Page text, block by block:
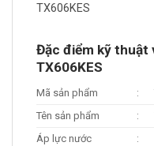
TX606KES
Đặc điểm kỹ thuật
TX606KES
Mã sản phẩm :
Tên sản phẩm
:
Áp lực nước
: